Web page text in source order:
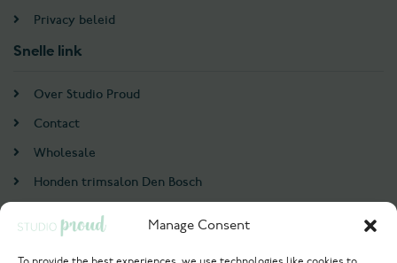
Manage Consent
Privacy beleid
Snelle link
Over Studio Proud
Contact
Wholesale
Honden trimsalon Den Bosch